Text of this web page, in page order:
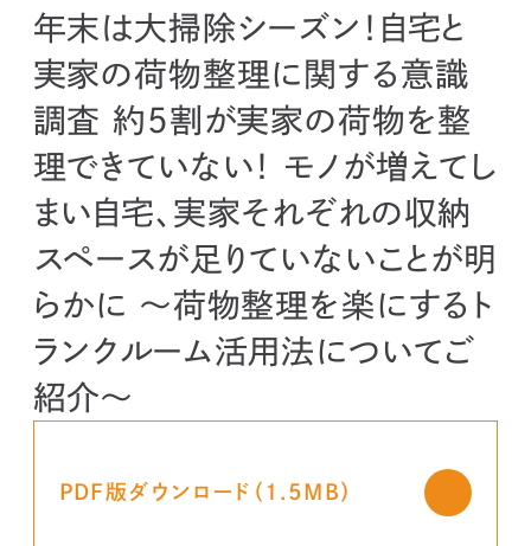
株式・株主情報
個人投資家の皆様へ
よくある質問・用語集
IRメール登録
中途採用
採用エントリー
お問い合わせ
kur
土地活用
サイト
エリアリンクグループ ジャパントランクル
ーム
カスタマーハラスメントポリ
プライバシーポリシー
情報セキュリティ・DX方針及び戦略サイトマップ
©2025 AREALINK.
年末は大掃除シーズン！自宅と
実家の荷物整理に関する意識
調査 約5割が実家の荷物を整
理できていない！ モノが増えてし
まい自宅、実家それぞれの収納
スペースが足りていないことが明
らかに ～荷物整理を楽にするト
ランクルーム活用法についてご
紹介～
PDF版ダウンロード（1.5MB）